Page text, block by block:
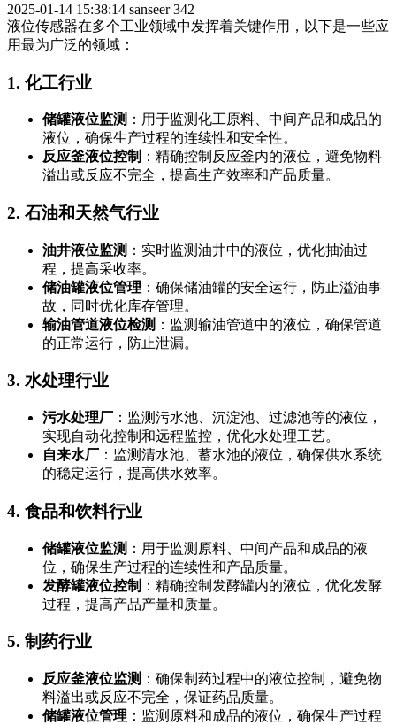
2025-01-14 15:38:14 sanseer 342
液位传感器在多个工业领域中发挥着关键作用，以下是一些应
用最为广泛的领域：
1. 化工行业
储罐液位监测 ：用于监测化工原料、中间产品和成品的
液位，确保生产过程的连续性和安全性。
反应釜液位控制 ：精确控制反应釜内的液位，避免物料
溢出或反应不完全，提高生产效率和产品质量。
2. 石油和天然气行业
油井液位监测 ：实时监测油井中的液位，优化抽油过
程，提高采收率。
储油罐液位管理 ：确保储油罐的安全运行，防止溢油事
故，同时优化库存管理。
输油管道液位检测 ：监测输油管道中的液位，确保管道
的正常运行，防止泄漏。
3. 水处理行业
污水处理厂 ：监测污水池、沉淀池、过滤池等的液位，
实现自动化控制和远程监控，优化水处理工艺。
自来水厂 ：监测清水池、蓄水池的液位，确保供水系统
的稳定运行，提高供水效率。
4. 食品和饮料行业
储罐液位监测 ：用于监测原料、中间产品和成品的液
位，确保生产过程的连续性和产品质量。
发酵罐液位控制 ：精确控制发酵罐内的液位，优化发酵
过程，提高产品产量和质量。
5. 制药行业
反应釜液位监测 ：确保制药过程中的液位控制，避免物
料溢出或反应不完全，保证药品质量。
储罐液位管理 ：监测原料和成品的液位，确保生产过程